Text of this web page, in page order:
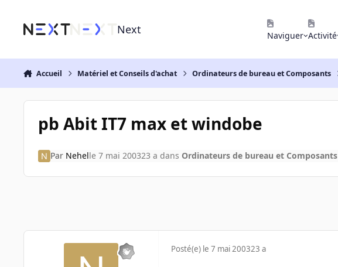
Next Naviguer Activité
Accueil Matériel et Conseils d'achat Ordinateurs de bureau et Composants
pb Abit IT7 max et windobe
Par Nehelle 7 mai 200323 a dans Ordinateurs de bureau et Composants
Posté(e) le 7 mai 200323 a